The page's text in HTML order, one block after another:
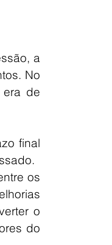
a
No
era de
final
os
o
do